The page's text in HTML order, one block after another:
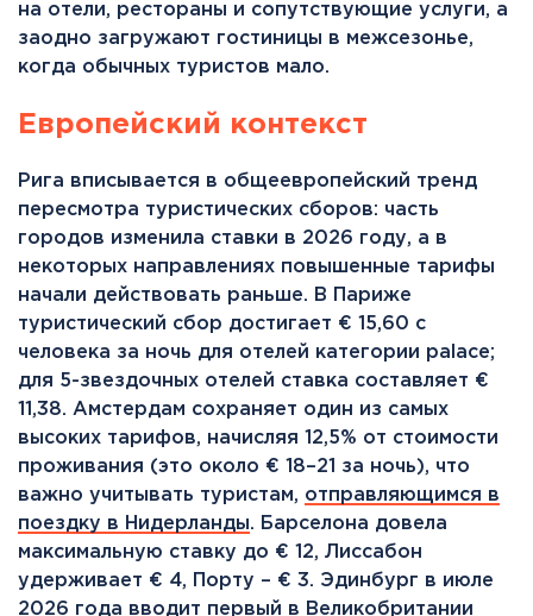
на отели, рестораны и сопутствующие услуги, а
заодно загружают гостиницы в межсезонье,
когда обычных туристов мало.
Европейский контекст
Рига вписывается в общеевропейский тренд
пересмотра туристических сборов: часть
городов изменила ставки в 2026 году, а в
некоторых направлениях повышенные тарифы
начали действовать раньше. В Париже
туристический сбор достигает € 15,60 с
человека за ночь для отелей категории palace;
для 5-звездочных отелей ставка составляет €
11,38. Амстердам сохраняет один из самых
высоких тарифов, начисляя 12,5% от стоимости
проживания (это около € 18–21 за ночь), что
важно учитывать туристам, отправляющимся в
поездку в Нидерланды. Барселона довела
максимальную ставку до € 12, Лиссабон
удерживает € 4, Порту – € 3. Эдинбург в июле
2026 года вводит первый в Великобритании